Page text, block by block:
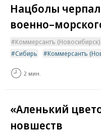
Нацболы
Коммерсантъ
Сибирь
Коммерсантъ
2 мин.
«Аленький
новшеств